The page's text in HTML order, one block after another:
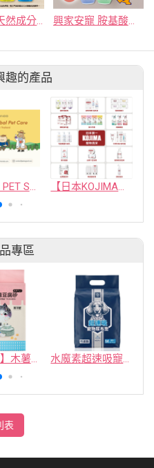
興家安寵 胺基酸潔潤雙效洗毛精
趣的產品
14 沐浴 - PET SO GOOD COMPANY LIMITED 【日本KOJIMA】寵物清潔第一品牌
專區
【益生菌】木薯豆腐砂/豆腐砂 (1包最低$119起)抽貓砂機 水魔素超速吸寵物尿布墊買1送1
表